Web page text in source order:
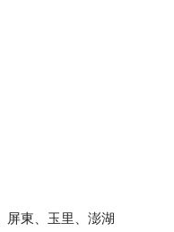
屏東、玉里、澎湖